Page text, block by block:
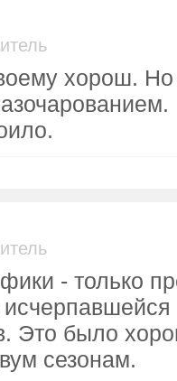
хорош. Но
- только
Это было
сезонам.